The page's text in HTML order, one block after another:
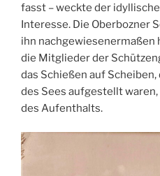
fasst – weckte der
Interesse. Die Oberbozner
ihn nachgewiesenermaßen
die Mitglieder der
das Schießen auf
des Sees aufgestellt
des Aufenthalts.